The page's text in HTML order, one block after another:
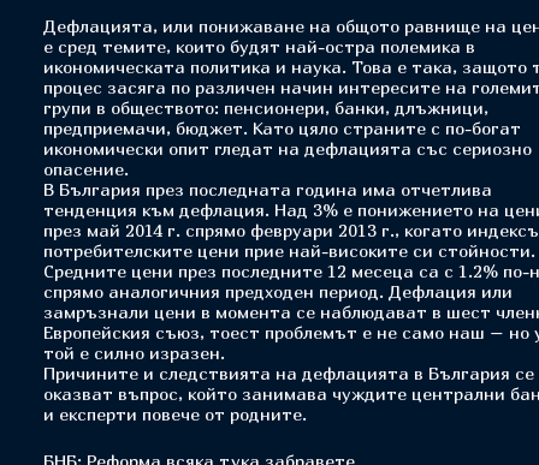
Дефлацията, или понижаване на общото равнище на
е сред темите, които будят най-остра полемика в
икономическата политика и наука. Това е така, защото
процес засяга по различен начин интересите на
групи в обществото: пенсионери, банки, длъжници,
предприемачи, бюджет. Като цяло страните с по-богат
икономически опит гледат на дефлацията със сериозно
опасение.
В България през последната година има отчетлива
тенденция към дефлация. Над 3% е понижението на
през май 2014 г. спрямо февруари 2013 г., когато
потребителските цени прие най-високите си стойности.
Средните цени през последните 12 месеца са с 1.2% по-
спрямо аналогичния предходен период. Дефлация или
замръзнали цени в момента се наблюдават в шест
Европейския съюз, тоест проблемът е не само наш – но
той е силно изразен.
Причините и следствията на дефлацията в България се
оказват въпрос, който занимава чуждите централни
и експерти повече от родните.
БНБ: Реформа всяка тука забравете